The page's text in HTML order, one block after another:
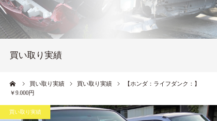
買い取り実績
買い取り実績 買い取り実績
【ホンダ：ライフダンク：】
￥9.000円
買い取り実績
サービス紹介
お問い合わせ